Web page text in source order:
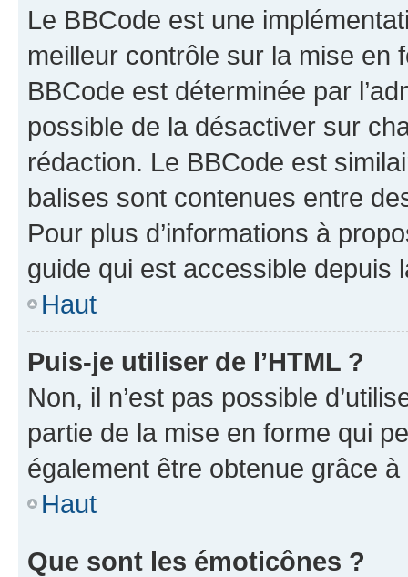
Le BBCode est une
meilleur contrôle sur la mise en
BBCode est déterminée par
possible de la désactiver sur
rédaction. Le BBCode est
balises sont contenues entre
Pour plus d’informations à
guide qui est accessible depuis
Haut
Puis-je utiliser de l’HTML ?
Non, il n’est pas possible
partie de la mise en forme qui
également être obtenue grâce à
Haut
Que sont les émoticônes ?